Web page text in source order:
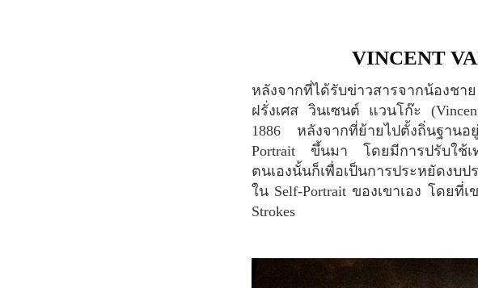
VINCENT
หลังจากที่ได้รับข่าวสารจากน้องชาย Theo Van Gogh เกี่ยวกับสไตล์ใหม่ในการวาดภาพสไตล์
ฝรั่งเศส วินเซนต์ แวนโก๊ะ
1886 หลังจากที่ย้ายไปตั้งถิ่นฐาน
Portrait ขึ้นมา โดยมีการปรับใช้เ
ตนเองนั้นก็เพื่อเป็นการประหยัดง
ใน Self-Portrait ของเขาเอง โดยที่
Strokes